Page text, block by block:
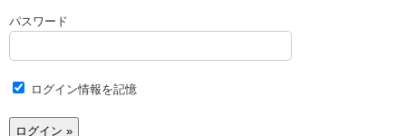
パスワード
ログイン情報を記憶